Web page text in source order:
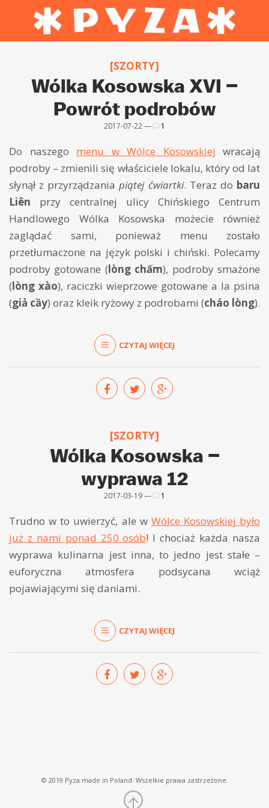
[SZORTY]
Wólka Kosowska XVI –
Powrót podrobów
2017-07-22 — 1
Do naszego menu w Wólce Kosowskiej wracają
podroby – zmienili się właściciele lokalu, który od lat
słynął z przyrządzaniapiątej ćwiartki. Teraz do baru
Liên przy centralnej ulicy Chińskiego Centrum
Handlowego Wólka Kosowska możecie również
zaglądać sami, ponieważ menu zostało
przetłumaczone na język polski i chiński. Polecamy
podroby gotowane (lòng chấm), podroby smażone
(lòng xào), raciczki wieprzowe gotowane a la psina
(giả cầy) oraz kleik ryżowy z podrobami (cháo lòng).
CZYTAJ WIĘCEJ
[SZORTY]
Wólka Kosowska –
wyprawa 12
2017-03-19 — 1
Trudno w to uwierzyć, ale w Wólce Kosowskiej było
już z nami ponad 250 osób! I chociaż każda nasza
wyprawa kulinarna jest inna, to jedno jest stałe –
euforyczna atmosfera podsycana wciąż
pojawiającymi się daniami.
CZYTAJ WIĘCEJ
© 2019 Pyza made in Poland. Wszelkie prawa zastrzeżone.